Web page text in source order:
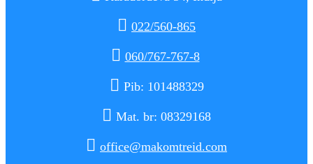
 022/560-865
 060/767-767-8
 Pib: 101488329
 Mat. br: 08329168
 office@makomtreid.com